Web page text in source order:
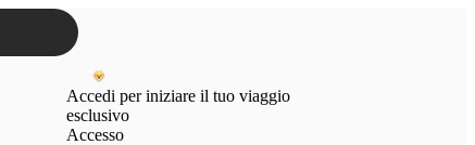
Accedi per iniziare il tuo viaggio
esclusivo
Accesso